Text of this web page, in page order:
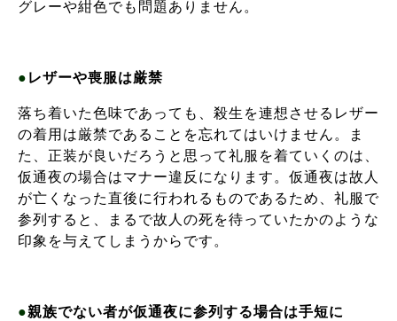
グレーや紺色でも問題ありません。
● レザーや喪服は厳禁
落ち着いた色味であっても、殺生を連想させるレザー
の着用は厳禁であることを忘れてはいけません。ま
た、正装が良いだろうと思って礼服を着ていくのは、
仮通夜の場合はマナー違反になります。仮通夜は故人
が亡くなった直後に行われるものであるため、礼服で
参列すると、まるで故人の死を待っていたかのような
印象を与えてしまうからです。
●親族でない者が仮通夜に参列する場合は手短に